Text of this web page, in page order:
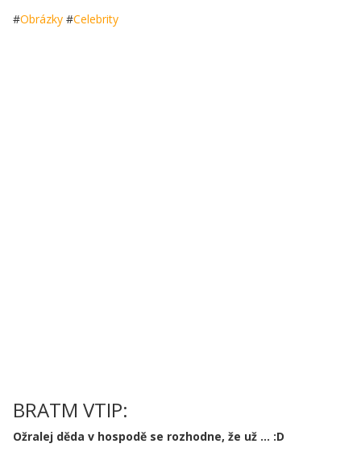
#Obrázky #Celebrity
BRATM VTIP:
Ožralej děda v hospodě se rozhodne, že už ... :D